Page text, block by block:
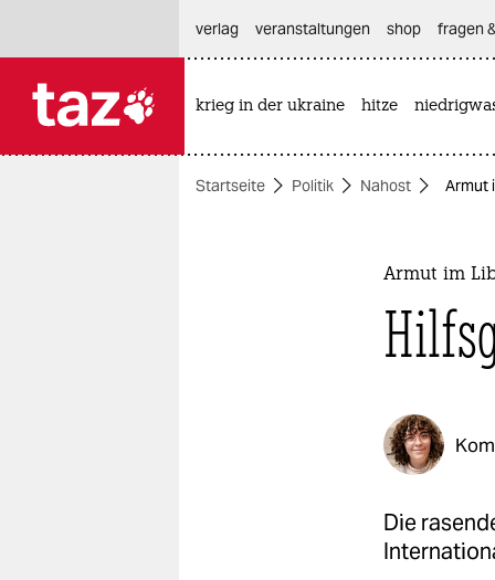
themen
verlag
veranstaltungen shop fragen
krieg in der ukraine hitze
Startseite Politik Nahost Armut
Armut im
Die